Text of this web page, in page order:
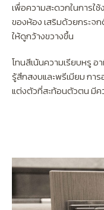
เพื่อความสะดวกในการใ
ของห้อง เสริมด้วยกระจ
ให้ดูกว้างขวางขึ้น
โทนสีเน้นความเรียบหรู อ
รู้สึกสงบและพรีเมียม กา
แต่งตัวที่สะท้อนตัวตน มีค